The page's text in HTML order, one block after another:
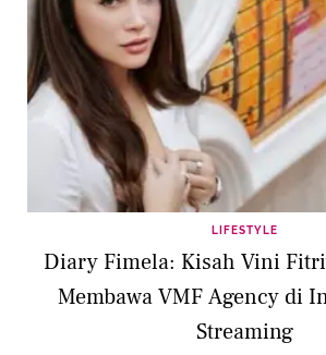
LIFESTYLE
Diary Fimela: Kisah Vini
Membawa VMF Agency di
Streaming